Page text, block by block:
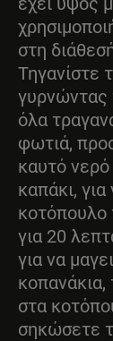
στη
Τηγανίστε
γυρνώντας
όλα
φωτιά,
καυτό νερό
καπάκι,
κοτόπουλο
για 20
για να
κοπανάκια,
στα
σηκώσετε